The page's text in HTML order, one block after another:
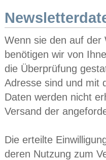
Wenn sie den auf der
benötigen wir von
die Überprüfung
Adresse sind und mit
Daten werden nicht
Versand der
Die erteilte
deren Nutzung zum